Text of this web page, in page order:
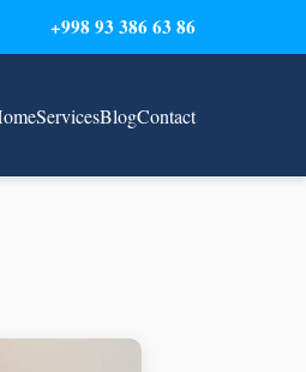
+998 93 386 63 86
ServicesBlogContact